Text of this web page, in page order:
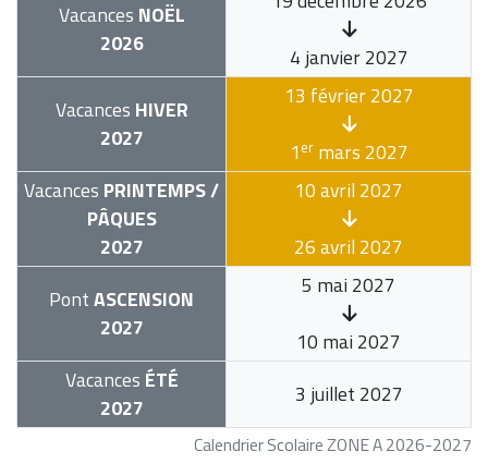
Calendrier Scolaire ZONE A 2026-2027
Vacances NOËL
2026
4 janvier 2027
Vacances HIVER
2027
13 février 2027
1ermars 2027
Vacances PRINTEMPS /
PÂQUES
2027
10 avril 2027
26 avril 2027
PontASCENSION
2027
5 mai 2027
10 mai 2027
Vacances ÉTÉ
2027
3 juillet 2027